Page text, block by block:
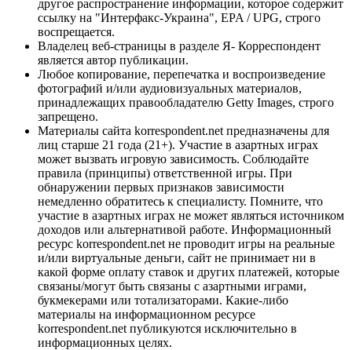
другое распространение информации, которое содержит
ссылку на "Интерфакс-Украина", EPA / UPG, строго
воспрещается.
Владелец веб-страницы в разделе Я- Корреспондент
является автор публикации.
Любое копирование, перепечатка и воспроизведение
фотографий и/или аудиовизуальных материалов,
принадлежащих правообладателю Getty Images, строго
запрещено.
Материалы сайта korrespondent.net предназначены для
лиц старше 21 года (21+). Участие в азартных играх
может вызвать игровую зависимость. Соблюдайте
правила (принципы) ответственной игры. При
обнаружении первых признаков зависимости
немедленно обратитесь к специалисту. Помните, что
участие в азартных играх не может являться источником
доходов или альтернативой работе. Информационный
ресурс korrespondent.net не проводит игры на реальные
и/или виртуальные деньги, сайт не принимает ни в
какой форме оплату ставок и других платежей, которые
связаны/могут быть связаны с азартными играми,
букмекерами или тотализаторами. Какие-либо
материалы на информационном ресурсе
korrespondent.net публикуются исключительно в
информационных целях.